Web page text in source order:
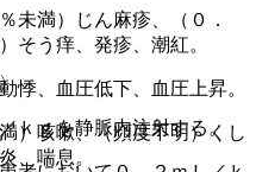
未満）じん麻疹、（０．
そう痒、発疹、潮紅。
、血圧低下、血圧上昇。
）咳嗽、（頻度不明）くし
、喘息。
ｋｇを静脈内注射する。